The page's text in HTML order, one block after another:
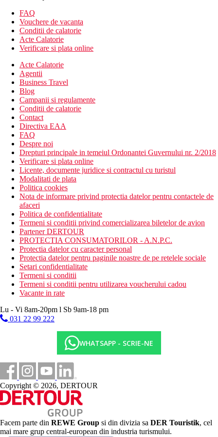
Camera tripla, spatioasa, pat suplimentar sub forma de
canapea extensibila
Camera tripla, vedere laterala la mare: spatioasa, pat
suplimentar sub forma de canapea extensibila
sub forma de canapea extensibila
Camera de familie: camera spatioasa
Suita, vedere la peisaj: dormitor si living, aparat de cafea
Descrierea hotelului
Hotelul dispune de:
parcare (gratuita)
4 piscine exterioare (sezlonguri, umbrele si prosoape
gratuite)
piscina pentru copii
loc de joaca
mini market
mini club
parc acvatic
un mic parc de splash pentru copii
restaurant principal
restaurant a'la carte
bar principal
bar langa piscina
Wifi
Program de animatie al clubului Mango in perioada
27.6.-1.9.2025
Descrierea plajei
sezlonguri, umbrele si prosoape gratuite
parc acvatic
teren de tenis
teren multisport (fotbal, volei, baschet)
volei pe plaja
mini-golf
darts
Activitati sportive contra cost
biliard
inchiriere de biciclete
Spa
FAQ
Vouchere de vacanta
Conditii de calatorie
Acte Calatorie
Verificare si plata online
Acte Calatorie
Agentii
Business Travel
Blog
Campanii si regulamente
Conditii de calatorie
Contact
Directiva EAA
FAQ
Despre noi
Drepturi principale in temeiul Ordonantei Guvernului nr. 2/2018
Verificare si plata online
Licente, documente juridice si contractul cu turistul
Modalitati de plata
Politica cookies
Nota de informare privind protectia datelor pentru contactele de
afaceri
Politica de confidentialitate
Termeni si conditii privind comercializarea biletelor de avion
Partener DERTOUR
PROTECTIA CONSUMATORILOR - A.N.P.C.
Protectia datelor cu caracter personal
Protectia datelor pentru paginile noastre de pe retelele sociale
Setari confidentialitate
Termeni si conditii
Termeni si conditii pentru utilizarea voucherului cadou
Vacante in rate
Lu - Vi 8am-20pm l Sb 9am-18 pm
031 22 99 222
WHATSAPP - SCRIE-NE
Copyright © 2026, DERTOUR
Facem parte din REWE Group si din divizia sa DER Touristik, cel
mai mare grup central-european din industria turismului.